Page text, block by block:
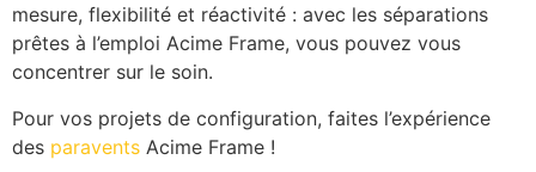
mesure, flexibilité et réactivité : avec les séparations
prêtes à l’emploi Acime Frame, vous pouvez vous
concentrer sur le soin.
Pour vos projets de configuration, faites l’expérience
des paravents Acime Frame !